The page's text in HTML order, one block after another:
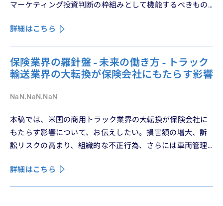
マーケティング投資判断の枠組みとして機能するべきもの
詳細はこちら
保険業界の羅針盤 - 未来の働き方 - トラック
輸送業界の大転換が保険会社にもたらす影響
NaN.NaN.NaN
本稿では、米国の商用トラック業界の大転換が保険会社に
もたらす影響について、お伝えしたい。損害額の増大、訴
訟リスクの高まり、組織的な不正行為、さらには車両管理
ある。
詳細はこちら